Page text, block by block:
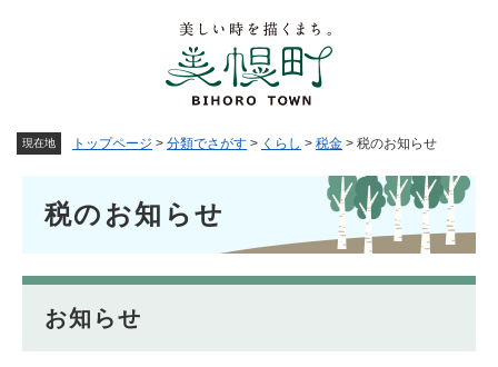
現在地 トップページ > 分類でさがす > くらし > 税金 > 税のお知らせ
税のお知らせ
お知らせ